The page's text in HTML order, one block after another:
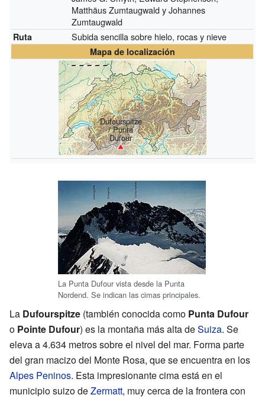
Matthäus Zumtaugwald y Johannes
Zumtaugwald
Ruta Subida sencilla sobre hielo, rocas y nieve
Mapa de localización
Dufourspitze
/ Punta
Dufour
La Punta Dufour vista desde la Punta
Nordend. Se indican las cimas principales.
La Dufourspitze (también conocida como Punta Dufour
o Pointe Dufour) es la montaña más alta deSuiza. Se
eleva a 4.634 metros sobre el nivel del mar. Forma parte
del gran macizo del Monte Rosa, que se encuentra en los
Alpes Peninos. Esta impresionante cima está en el
municipio suizo deZermatt, muy cerca de la frontera con